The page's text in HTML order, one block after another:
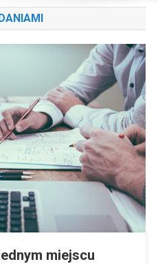
miejscu